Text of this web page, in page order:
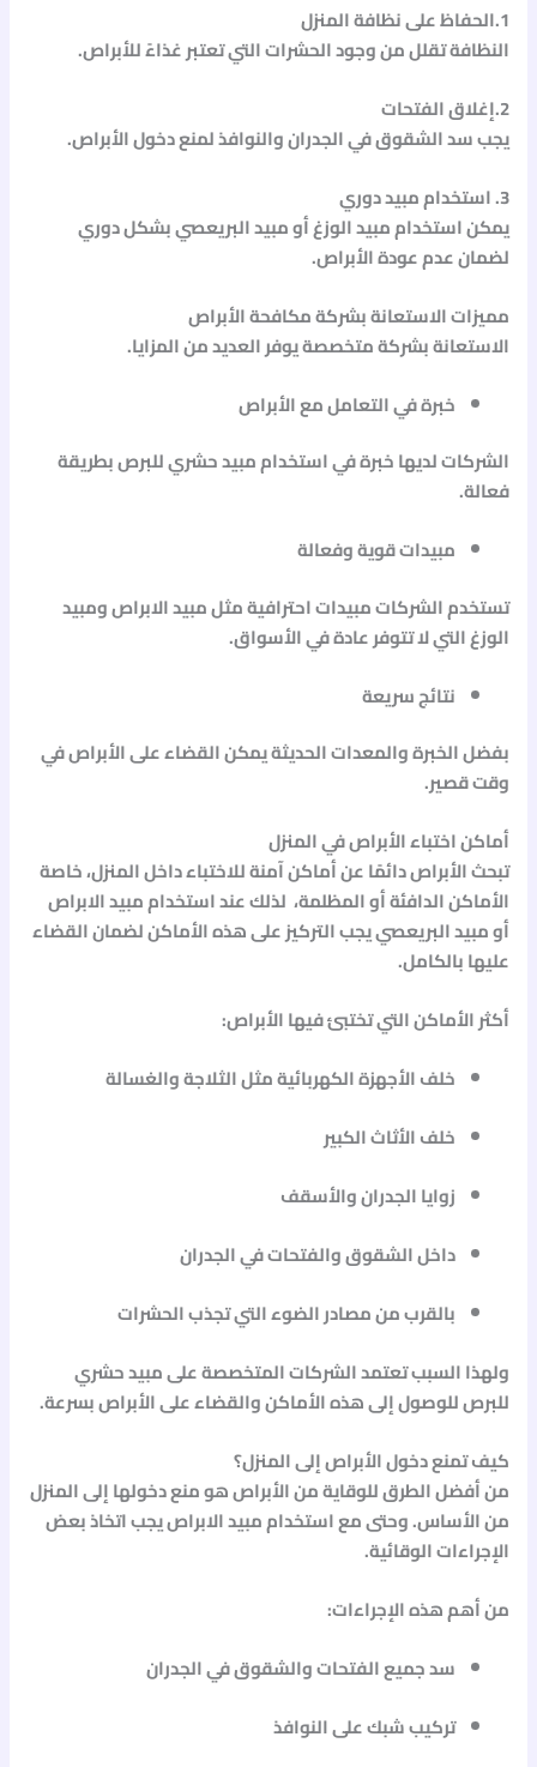
1.الحفاظ على نظافة المنزل
النظافة تقلل من وجود الحشرات التي تعتبر غذاءً للأبراص.
2.إغلاق الفتحات
يجب سد الشقوق في الجدران والنوافذ لمنع دخول الأبراص.
3. استخدام مبيد دوري
يمكن استخداممبيد الوزغأومبيد البريعصيبشكل دوري
لضمان عدم عودة الأبراص.
مميزات الاستعانة بشركة مكافحة الأبراص
الاستعانة بشركة متخصصة يوفر العديد من المزايا.
خبرة في التعامل مع الأبراص
الشركات لديها خبرة في استخداممبيد حشري للبرصبطريقة
فعالة.
مبيدات قوية وفعالة
تستخدم الشركات مبيدات احترافية مثلمبيد الابراصومبيد
الوزغالتي لا تتوفر عادة في الأسواق.
نتائج سريعة
بفضل الخبرة والمعدات الحديثة يمكن القضاء على الأبراص في
وقت قصير.
أماكن اختباء الأبراص في المنزل
تبحث الأبراص دائمًا عن أماكن آمنة للاختباء داخل المنزل، خاصة
الأماكن الدافئة أو المظلمة، لذلك عند استخداممبيد الابراص
أومبيد البريعصييجب التركيز على هذه الأماكن لضمان القضاء
عليها بالكامل.
أكثر الأماكن التي تختبئ فيها الأبراص:
خلف الأجهزة الكهربائية مثل الثلاجة والغسالة
خلف الأثاث الكبير
زوايا الجدران والأسقف
داخل الشقوق والفتحات في الجدران
بالقرب من مصادر الضوء التي تجذب الحشرات
ولهذا السبب تعتمد الشركات المتخصصة علىمبيد حشري
للبرصللوصول إلى هذه الأماكن والقضاء على الأبراص بسرعة.
كيف تمنع دخول الأبراص إلى المنزل؟
من أفضل الطرق للوقاية من الأبراص هو منع دخولها إلى المنزل
من الأساس. وحتى مع استخداممبيد الابراصيجب اتخاذ بعض
الإجراءات الوقائية.
من أهم هذه الإجراءات:
سد جميع الفتحات والشقوق في الجدران
تركيب شبك على النوافذ